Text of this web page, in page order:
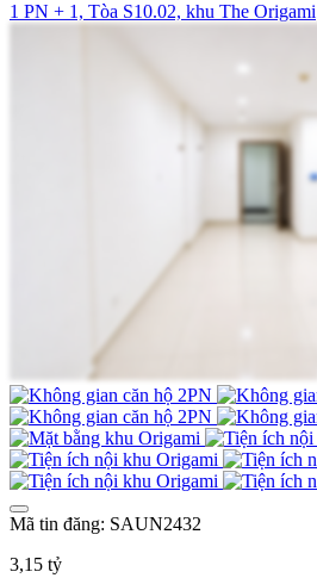
1 PN + 1, Tòa S10.02, khu The Origami
Mã tin đăng: SAUN2432
3,15 tỷ